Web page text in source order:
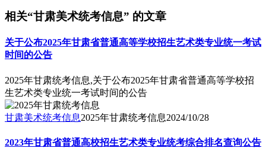
相关“甘肃美术统考信息” 的文章
关于公布2025年甘肃省普通高等学校招生艺术类专业统一考试
时间的公告
2025年甘肃统考信息,关于公布2025年甘肃省普通高等学校招
生艺术类专业统一考试时间的公告
甘肃美术统考信息2025年甘肃统考信息2024/10/28
2023年甘肃省普通高校招生艺术类专业统考综合排名查询公告